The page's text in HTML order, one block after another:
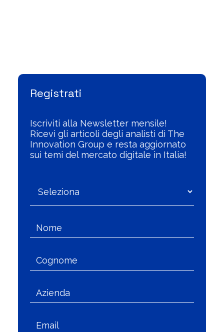
Registrati
Iscriviti alla Newsletter mensile!
Ricevi gli articoli degli analisti di The
Innovation Group e resta aggiornato
sui temi del mercato digitale in Italia!